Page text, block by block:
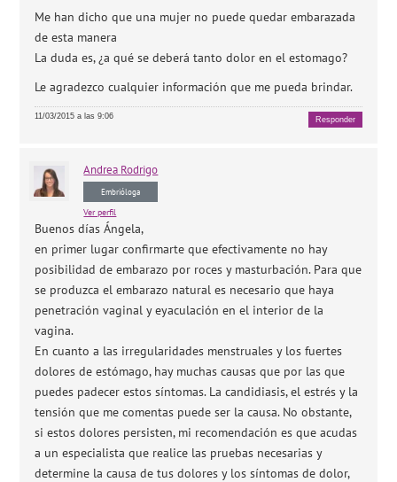
Me han dicho que una mujer no puede quedar embarazada
de esta manera
La duda es, ¿a qué se deberá tanto dolor en el estomago?
Le agradezco cualquier información que me pueda brindar.
11/03/2015 a las 9:06 Responder
Andrea Rodrigo
Embrióloga
Ver perfil
Buenos días Ángela,
en primer lugar confirmarte que efectivamente no hay
posibilidad de embarazo por roces y masturbación. Para que
se produzca el embarazo natural es necesario que haya
penetración vaginal y eyaculación en el interior de la
vagina.
En cuanto a las irregularidades menstruales y los fuertes
dolores de estómago, hay muchas causas que por las que
puedes padecer estos síntomas. La candidiasis, el estrés y la
tensión que me comentas puede ser la causa. No obstante,
si estos dolores persisten, mi recomendación es que acudas
a un especialista que realice las pruebas necesarias y
determine la causa de tus dolores y los síntomas de dolor,